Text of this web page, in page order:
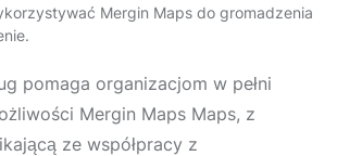
Mergin Maps do gromadzenia
pomaga organizacjom w pełni
Mergin Maps Maps, z
ze współpracy z